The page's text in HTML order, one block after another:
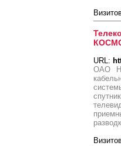
URL:
ОАО